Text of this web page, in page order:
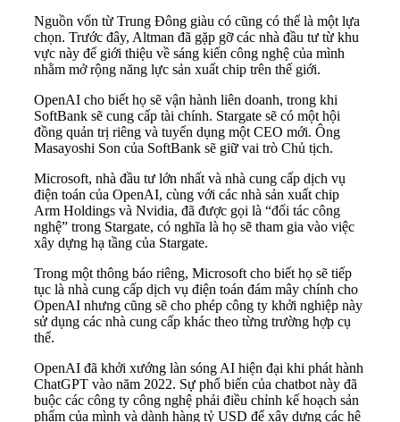
Nguồn vốn từ Trung Đông giàu có cũng có thể là một lựa
chọn. Trước đây, Altman đã gặp gỡ các nhà đầu tư từ khu
vực này để giới thiệu về sáng kiến công nghệ của mình
nhằm mở rộng năng lực sản xuất chip trên thế giới.
OpenAI cho biết họ sẽ vận hành liên doanh, trong khi
SoftBank sẽ cung cấp tài chính. Stargate sẽ có một hội
đồng quản trị riêng và tuyển dụng một CEO mới. Ông
Masayoshi Son của SoftBank sẽ giữ vai trò Chủ tịch.
Microsoft, nhà đầu tư lớn nhất và nhà cung cấp dịch vụ
điện toán của OpenAI, cùng với các nhà sản xuất chip
Arm Holdings và Nvidia, đã được gọi là “đối tác công
nghệ” trong Stargate, có nghĩa là họ sẽ tham gia vào việc
xây dựng hạ tầng của Stargate.
Trong một thông báo riêng, Microsoft cho biết họ sẽ tiếp
tục là nhà cung cấp dịch vụ điện toán đám mây chính cho
OpenAI nhưng cũng sẽ cho phép công ty khởi nghiệp này
sử dụng các nhà cung cấp khác theo từng trường hợp cụ
thể.
OpenAI đã khởi xướng làn sóng AI hiện đại khi phát hành
ChatGPT vào năm 2022. Sự phổ biến của chatbot này đã
buộc các công ty công nghệ phải điều chỉnh kế hoạch sản
phẩm của mình và dành hàng tỷ USD để xây dựng các hệ